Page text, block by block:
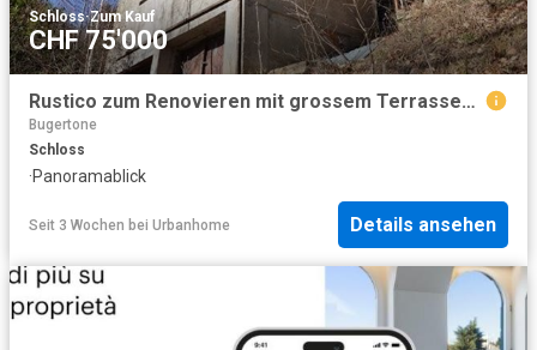
Schloss·Zum Kauf
CHF 75'000
Rustico zum Renovieren mit grossem Terrassengrundstück / Rustico zum Renovieren mit Waldgrundstück
Bugertone
Schloss
·Panoramablick
Seit 3 Wochen bei Urbanhome Details ansehen